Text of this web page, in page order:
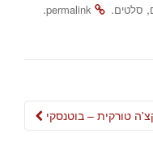
, סלטים.
permalink
.
Post
טורקית – בוטנסקי